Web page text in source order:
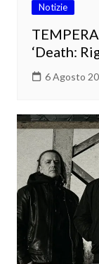
Notizie
‘Death:
6 Agosto